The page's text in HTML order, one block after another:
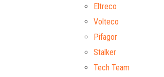
Eltreco
Volteco
Pifagor
Stalker
Tech Team